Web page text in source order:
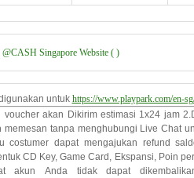
@CASH Singapore Website ( )
untuk https://www.playpark.com/en-
voucher akan Dikirim estimasi 1x24 jam 2.
memesan tanpa menghubungi Live Chat
costumer dapat mengajukan refund
CD Key, Game Card, Ekspansi, Poin
akun Anda tidak
dapat